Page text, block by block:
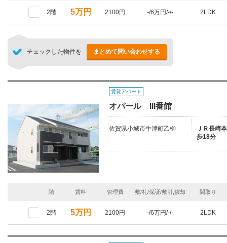
2階 5万円 2100円 -/6万円/-/- 2LDK
チェックした物件を まとめて問い合わせする
賃貸アパート
オパール III番館
佐賀県小城市牛津町乙柳
ＪＲ長崎
歩18分
階 賃料 管理費 敷/礼/保証/敷引,償却 間取り
2階 5万円 2100円 -/6万円/-/- 2LDK